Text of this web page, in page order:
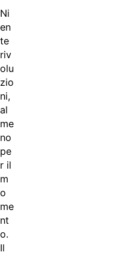
Ni
en
te
riv
olu
zio
ni,
al
me
no
pe
r il
m
o
me
nt
o.
Il